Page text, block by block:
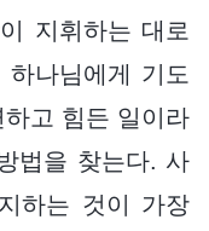
지휘하는 대로
나님에게 기도
고 힘든 일이라
법을 찾는다. 사
하는 것이 가장